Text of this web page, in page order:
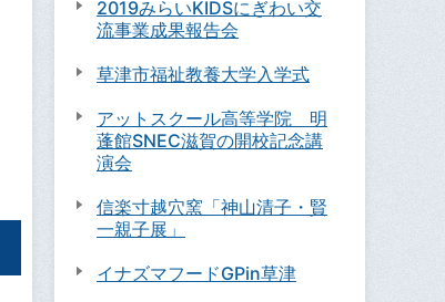
2019みらいKIDSにぎわい交
流事業成果報告会
草津市福祉教養大学入学式
アットスクール高等学院 明
蓬館SNEC滋賀の開校記念講
演会
信楽寸越穴窯「神山清子・賢
一親子展」
イナズマフードGPin草津